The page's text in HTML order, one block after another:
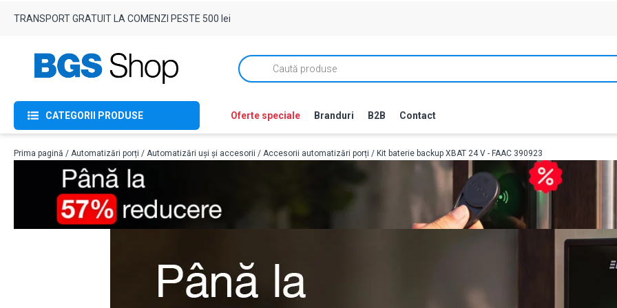
TRANSPORT GRATUIT LA COMENZI PESTE 500 lei
Products
search
CATEGORII PRODUSE Oferte speciale Branduri B2B Contact
Prima pagină / Automatizări porți / Automatizări uși și accesorii / Accesorii automatizări porți / Kit baterie backup XBAT 24 V - FAAC 390923